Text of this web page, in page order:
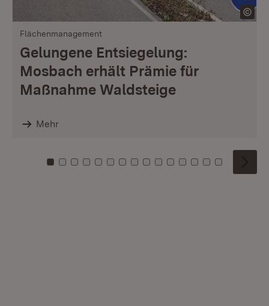
Flächenmanagement
Gelungene Entsiegelung:
Mosbach erhält Prämie für
Maßnahme Waldsteige
Mehr
Zu Kachel: 0
Zu Kachel: 1
Zu Kachel: 2
Zu Kachel: 3
Zu Kachel: 4
Zu Kachel: 5
Zu Kachel: 6
Zu Kachel: 7
Zu Kachel: 8
Zu Kachel: 9
Zu Kachel: 10
Zu Kachel: 11
Zu Kachel: 12
Zu Kachel:
Zu